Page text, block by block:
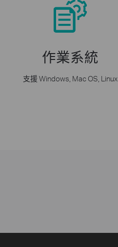
作業系統
支援 Windows, Mac OS, Linux